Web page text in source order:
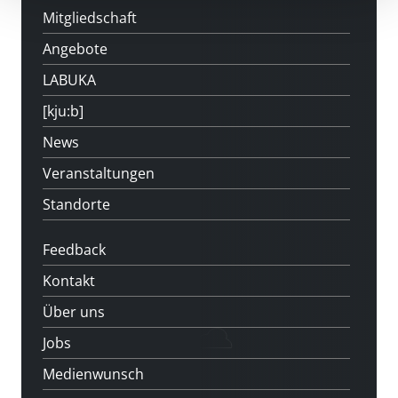
Mitgliedschaft
Angebote
LABUKA
[kju:b]
News
Veranstaltungen
Standorte
Feedback
Kontakt
Über uns
Jobs
Medienwunsch